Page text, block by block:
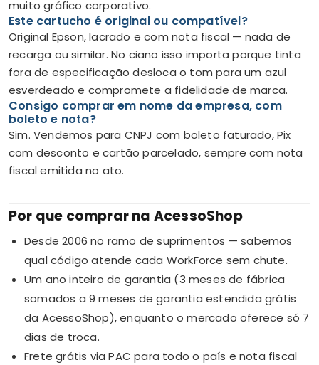
muito gráfico corporativo.
Este cartucho é original ou compatível?
Original Epson, lacrado e com nota fiscal — nada de
recarga ou similar. No ciano isso importa porque tinta
fora de especificação desloca o tom para um azul
esverdeado e compromete a fidelidade de marca.
Consigo comprar em nome da empresa, com
boleto e nota?
Sim. Vendemos para CNPJ com boleto faturado, Pix
com desconto e cartão parcelado, sempre com nota
fiscal emitida no ato.
Por que comprar na AcessoShop
Desde 2006 no ramo de suprimentos — sabemos
qual código atende cada WorkForce sem chute.
Um ano inteiro de garantia (3 meses de fábrica
somados a 9 meses de garantia estendida grátis
da AcessoShop), enquanto o mercado oferece só 7
dias de troca.
Frete grátis via PAC para todo o país e nota fiscal